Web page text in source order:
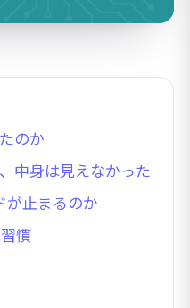
のか
中身は見えなかった
が止まるのか
慣